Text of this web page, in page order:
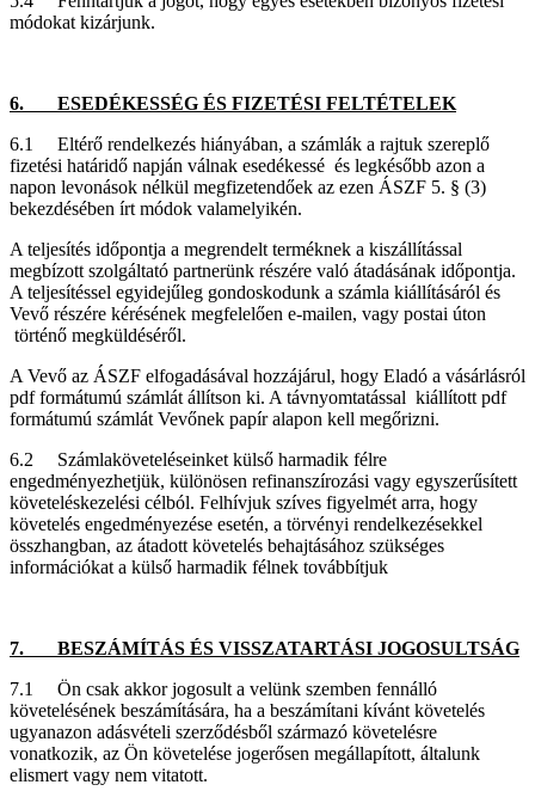
módokat kizárjunk.
6. ESEDÉKESSÉG ÉS FIZETÉSI FELTÉTELEK
6.1 Eltérő rendelkezés hiányában, a számlák a rajtuk szereplő
fizetési határidő napján válnak esedékessé és legkésőbb azon a
napon levonások nélkül megfizetendőek az ezen ÁSZF 5. § (3)
bekezdésében írt módok valamelyikén.
A teljesítés időpontja a megrendelt terméknek a kiszállítással
megbízott szolgáltató partnerünk részére való átadásának időpontja.
A teljesítéssel egyidejűleg gondoskodunk a számla kiállításáról és
Vevő részére kérésének megfelelően e-mailen, vagy postai úton
történő megküldéséről.
A Vevő az ÁSZF elfogadásával hozzájárul, hogy Eladó a vásárlásról
pdf formátumú számlát állítson ki. A távnyomtatással kiállított pdf
formátumú számlát Vevőnek papír alapon kell megőrizni.
6.2 Számlaköveteléseinket külső harmadik félre
engedményezhetjük, különösen refinanszírozási vagy egyszerűsített
követeléskezelési célból. Felhívjuk szíves figyelmét arra, hogy
követelés engedményezése esetén, a törvényi rendelkezésekkel
összhangban, az átadott követelés behajtásához szükséges
információkat a külső harmadik félnek továbbítjuk
7. BESZÁMÍTÁS ÉS VISSZATARTÁSI JOGOSULTSÁG
7.1 Ön csak akkor jogosult a velünk szemben fennálló
követelésének beszámítására, ha a beszámítani kívánt követelés
ugyanazon adásvételi szerződésből származó követelésre
vonatkozik, az Ön követelése jogerősen megállapított, általunk
elismert vagy nem vitatott.